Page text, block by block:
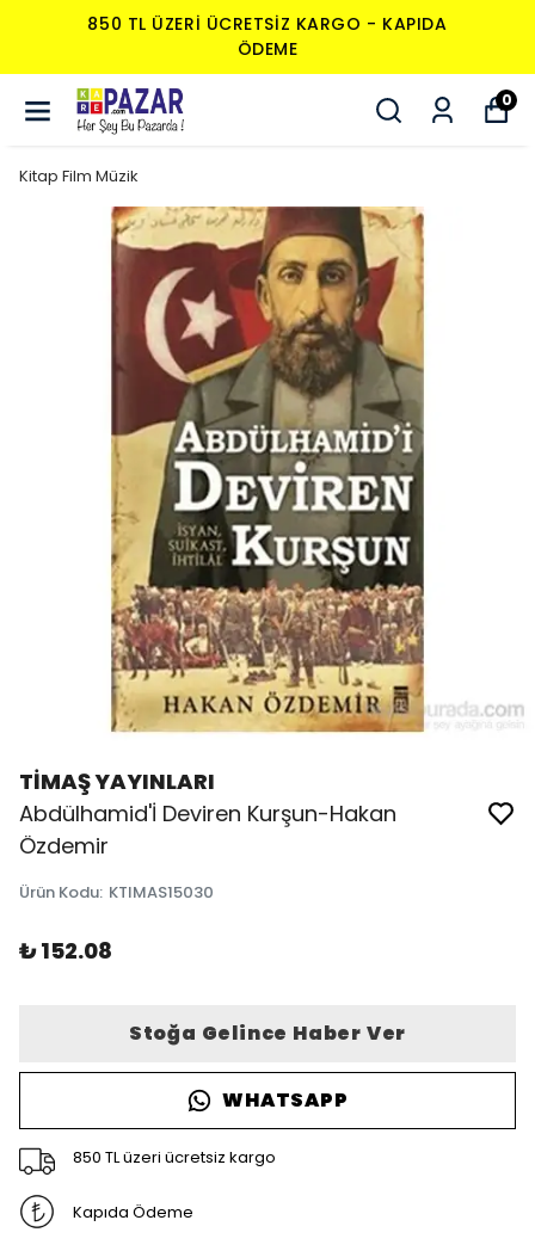
850 TL ÜZERI ÜCRETSIZ KARGO - KAPIDA
ÖDEME
0
Kitap Film Müzik
TİMAŞ YAYINLARI
Abdülhamid'İ Deviren Kurşun-Hakan
Özdemir
Ürün Kodu: KTIMAS15030
₺ 152.08
Stoğa Gelince Haber Ver
WHATSAPP
850 TL üzeri ücretsiz kargo
Kapıda Ödeme